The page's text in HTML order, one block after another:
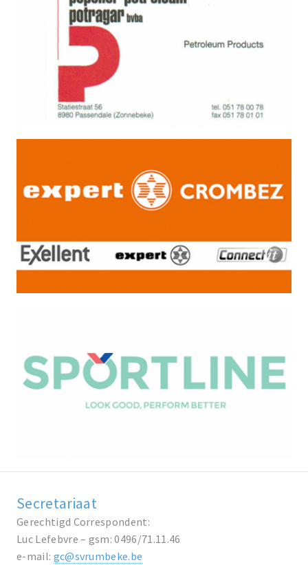
Secretariaat
Gerechtigd Correspondent:
Luc Lefebvre – gsm: 0496/71.11.46
e-mail: gc@svrumbeke.be